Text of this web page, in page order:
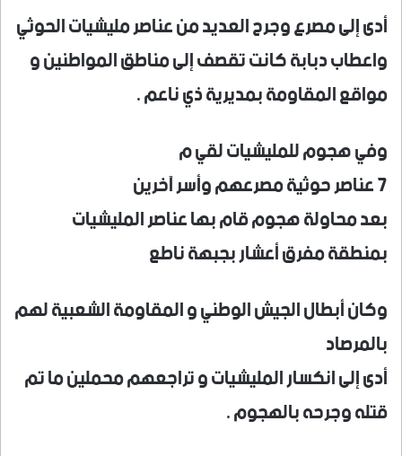
أدى إلى مصرع وجرح العديد من عناصر مليشيات الحوثي
واعطاب دبابة كانت تقصف إلى مناطق المواطنين و
مواقع المقاومة بمديرية ذي ناعم .
وفي هجوم للمليشيات لقي م
7 عناصر حوثية مصرعهم وأسر آخرين
بعد محاولة هجوم قام بها عناصر المليشيات
بمنطقة مفرق أعشار بجبهة ناطع
وكان أبطال الجيش الوطني و المقاومة الشعبية لهم
بالمرصاد
أدى إلى انكسار المليشيات و تراجعهم محملين ما تم
قتله وجرحه بالهجوم .